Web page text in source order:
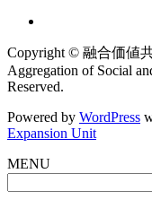
Copyright © 融合価値
Aggregation of Social
Reserved.
Powered by WordPress
Expansion Unit
MENU